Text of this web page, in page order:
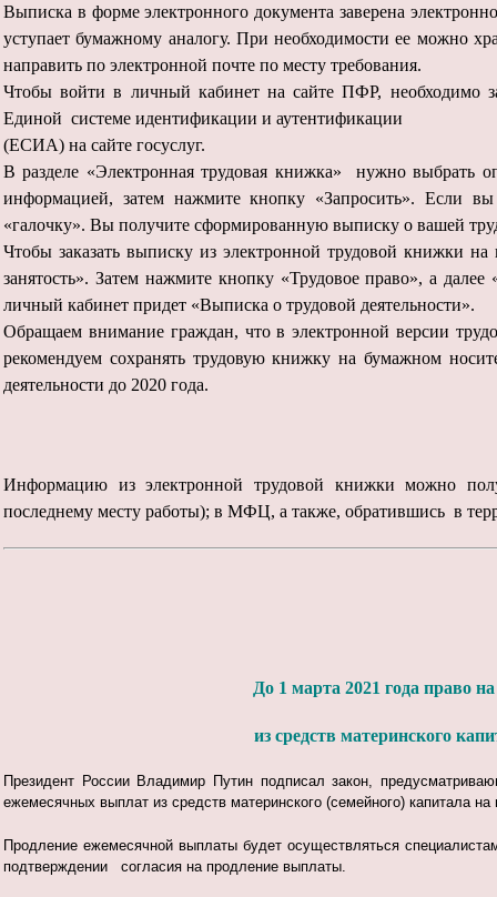
Выписка в форме электронного документа заверена
уступает бумажному аналогу. При необходимости ее можно
направить по электронной почте по месту требования.
Чтобы войти в личный кабинет на сайте ПФР, необходимо
Единой системе идентификации и аутентификации
(ЕСИА) на сайте госуслуг.
В разделе «Электронная трудовая книжка» нужно выбрать
информацией, затем нажмите кнопку «Запросить». Если
«галочку». Вы получите сформированную выписку о вашей
Чтобы заказать выписку из электронной трудовой книжки на
занятость». Затем нажмите кнопку «Трудовое право», а
личный кабинет придет «Выписка о трудовой деятельности».
Обращаем внимание граждан, что в электронной версии
рекомендуем сохранять трудовую книжку на бумажном
деятельности до 2020 года.
Информацию из электронной трудовой книжки можно
последнему месту работы); в МФЦ, а также, обратившись в
До 1 марта 2021 года право
из средств материнского
Президент России Владимир Путин подписал закон,
ежемесячных выплат из средств материнского (семейного) капитала на
Продление ежемесячной выплаты будет осуществляться
подтверждении согласия на продление выплаты.